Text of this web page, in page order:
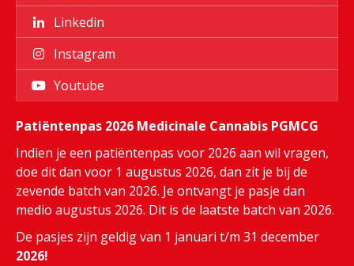
Linkedin
Instagram
Youtube
Patiëntenpas 2026 Medicinale Cannabis PGMCG
Indien je een patiëntenpas voor 2026 aan wil vragen,
doe dit dan voor 1 augustus 2026, dan zit je bij de
zevende batch van 2026. Je ontvangt je pasje dan
medio augustus 2026. Dit is de laatste batch van 2026.
De pasjes zijn geldig van 1 januari t/m 31 december
2026!